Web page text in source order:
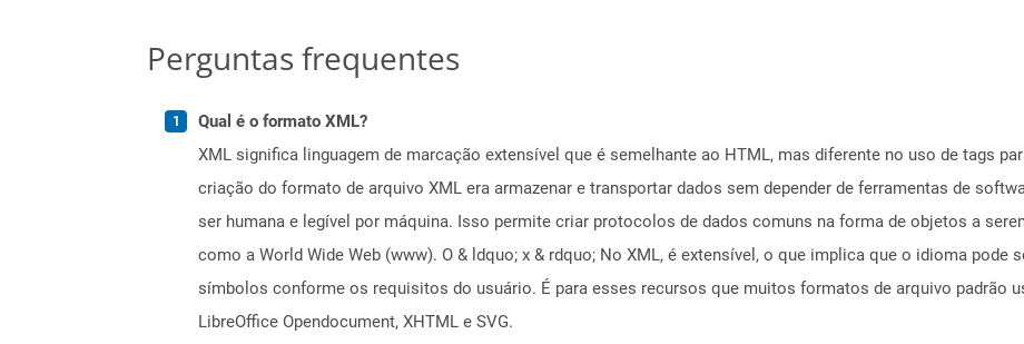
Perguntas frequentes
Qual é o formato XML?
XML significa linguagem de marcação extensível que é semelhante ao HTML, mas diferente no uso de tags
criação do formato de arquivo XML era armazenar e transportar dados sem depender de ferramentas de
ser humana e legível por máquina. Isso permite criar protocolos de dados comuns na forma de objetos a
como a World Wide Web (www). O & ldquo; x & rdquo; No XML, é extensível, o que implica que o idioma pode
símbolos conforme os requisitos do usuário. É para esses recursos que muitos formatos de arquivo padrão
LibreOffice Opendocument, XHTML e SVG.